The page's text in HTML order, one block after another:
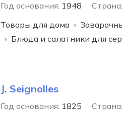
Год основания: 1948 Страна:
Товары для дома
Блюда и салатники для
J. Seignolles
Год основания: 1825 Страна: